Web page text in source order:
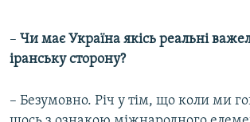
–​ Чи має Україна якісь реальні
іранську сторону?
–​ Безумовно. Річ у тім, що коли ми